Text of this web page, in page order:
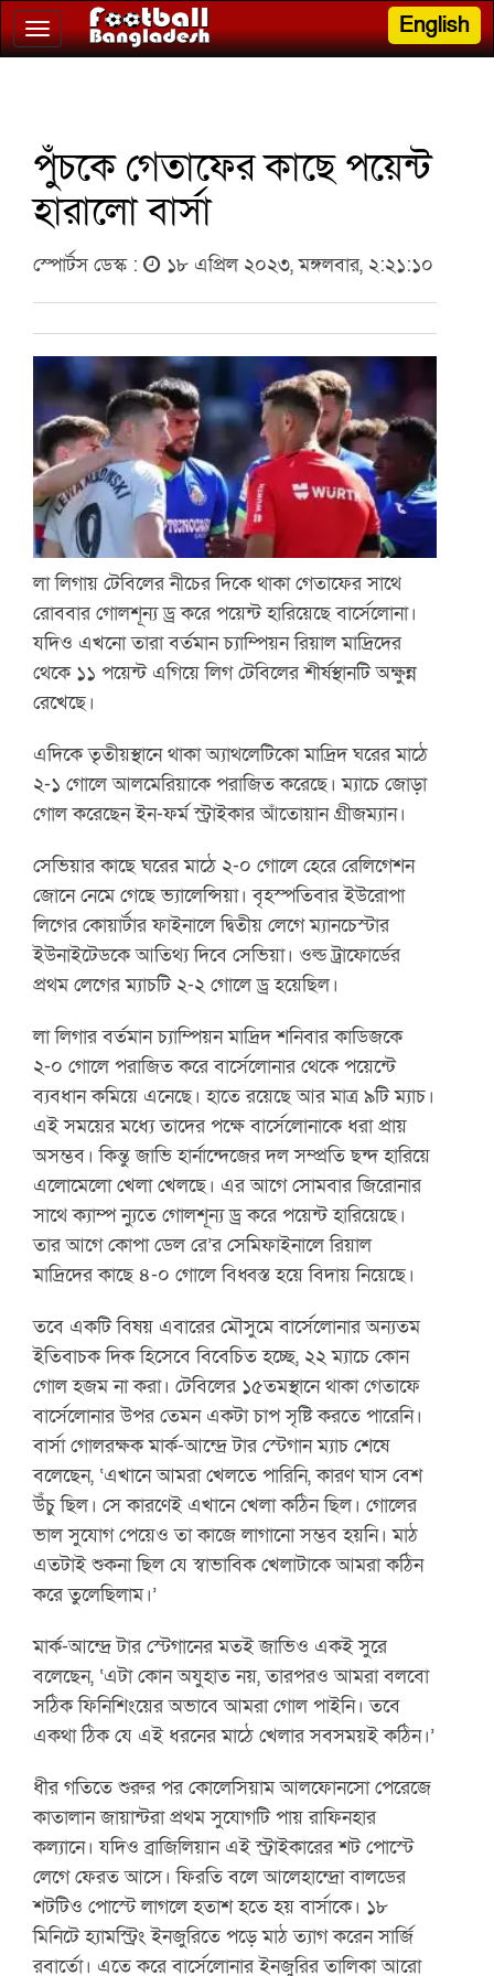
Toggle
navigation
English
পুঁচকে গেতাফের কাছে পয়েন্ট
হারালো বার্সা
স্পোর্টস ডেস্ক : ১৮ এপ্রিল ২০২৩, মঙ্গলবার, ২:২১:১০
লা লিগায় টেবিলের নীচের দিকে থাকা গেতাফের সাথে
রোববার গোলশূন্য ড্র করে পয়েন্ট হারিয়েছে বার্সেলোনা।
যদিও এখনো তারা বর্তমান চ্যাম্পিয়ন রিয়াল মাদ্রিদের
থেকে ১১ পয়েন্ট এগিয়ে লিগ টেবিলের শীর্ষস্থানটি অক্ষুন্ন
রেখেছে।
এদিকে তৃতীয়স্থানে থাকা অ্যাথলেটিকো মাদ্রিদ ঘরের মাঠে
২-১ গোলে আলমেরিয়াকে পরাজিত করেছে। ম্যাচে জোড়া
গোল করেছেন ইন-ফর্ম স্ট্রাইকার আঁতোয়ান গ্রীজম্যান।
সেভিয়ার কাছে ঘরের মাঠে ২-০ গোলে হেরে রেলিগেশন
জোনে নেমে গেছে ভ্যালেন্সিয়া। বৃহস্পতিবার ইউরোপা
লিগের কোয়ার্টার ফাইনালে দ্বিতীয় লেগে ম্যানচেস্টার
ইউনাইটেডকে আতিথ্য দিবে সেভিয়া। ওল্ড ট্রাফোর্ডের
প্রথম লেগের ম্যাচটি ২-২ গোলে ড্র হয়েছিল।
লা লিগার বর্তমান চ্যাম্পিয়ন মাদ্রিদ শনিবার কাডিজকে
২-০ গোলে পরাজিত করে বার্সেলোনার থেকে পয়েন্টে
ব্যবধান কমিয়ে এনেছে। হাতে রয়েছে আর মাত্র ৯টি ম্যাচ।
এই সময়ের মধ্যে তাদের পক্ষে বার্সেলোনাকে ধরা প্রায়
অসম্ভব। কিন্তু জাভি হার্নান্দেজের দল সম্প্রতি ছন্দ হারিয়ে
এলোমেলো খেলা খেলছে। এর আগে সোমবার জিরোনার
সাথে ক্যাম্প ন্যুতে গোলশূন্য ড্র করে পয়েন্ট হারিয়েছে।
তার আগে কোপা ডেল রে’র সেমিফাইনালে রিয়াল
মাদ্রিদের কাছে ৪-০ গোলে বিধ্বস্ত হয়ে বিদায় নিয়েছে।
তবে একটি বিষয় এবারের মৌসুমে বার্সেলোনার অন্যতম
ইতিবাচক দিক হিসেবে বিবেচিত হচ্ছে, ২২ ম্যাচে কোন
গোল হজম না করা। টেবিলের ১৫তমস্থানে থাকা গেতাফে
বার্সেলোনার উপর তেমন একটা চাপ সৃষ্টি করতে পারেনি।
বার্সা গোলরক্ষক মার্ক-আন্দ্রে টার স্টেগান ম্যাচ শেষে
বলেছেন, ‘এখানে আমরা খেলতে পারিনি, কারণ ঘাস বেশ
উঁচু ছিল। সে কারণেই এখানে খেলা কঠিন ছিল। গোলের
ভাল সুযোগ পেয়েও তা কাজে লাগানো সম্ভব হয়নি। মাঠ
এতটাই শুকনা ছিল যে স্বাভাবিক খেলাটাকে আমরা কঠিন
করে তুলেছিলাম।’
মার্ক-আন্দ্রে টার স্টেগানের মতই জাভিও একই সুরে
বলেছেন, ‘এটা কোন অযুহাত নয়, তারপরও আমরা বলবো
সঠিক ফিনিশিংয়ের অভাবে আমরা গোল পাইনি। তবে
একথা ঠিক যে এই ধরনের মাঠে খেলার সবসময়ই কঠিন।’
ধীর গতিতে শুরুর পর কোলেসিয়াম আলফোনসো পেরেজে
কাতালান জায়ান্টরা প্রথম সুযোগটি পায় রাফিনহার
কল্যানে। যদিও ব্রাজিলিয়ান এই স্ট্রাইকারের শট পোস্টে
লেগে ফেরত আসে। ফিরতি বলে আলেহান্দ্রো বালডের
শটটিও পোস্টে লাগলে হতাশ হতে হয় বার্সাকে। ১৮
মিনিটে হ্যামস্ট্রিং ইনজুরিতে পড়ে মাঠ ত্যাগ করেন সার্জি
রবার্তো। এতে করে বার্সেলোনার ইনজুরির তালিকা আরো